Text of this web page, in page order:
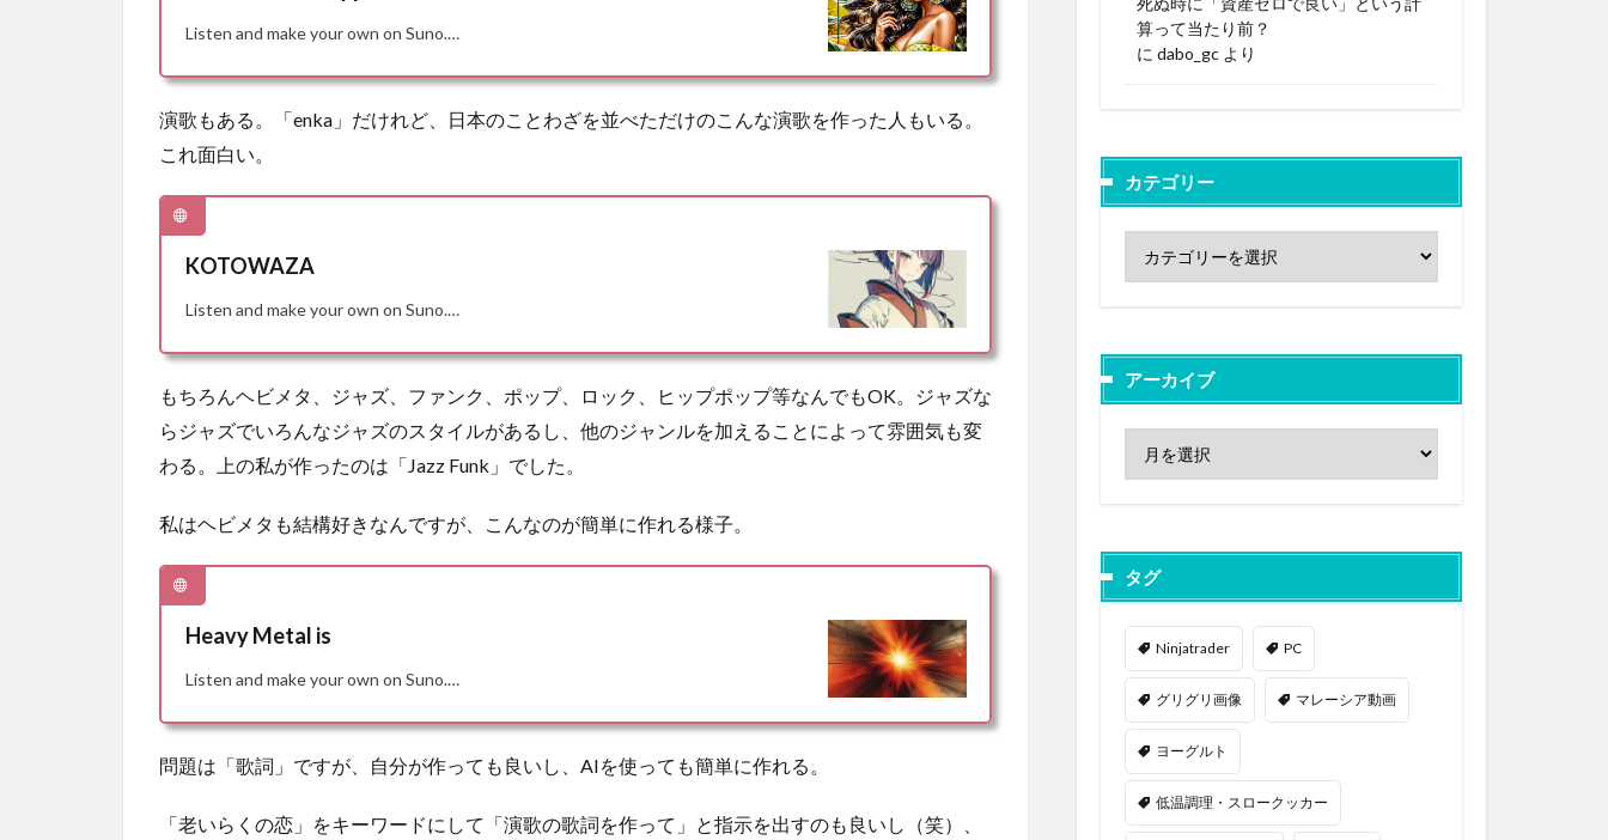
Listen and make your own on Suno.…
演歌もある。「enka」だけれど、日本のことわざを並べただけのこんな演歌を作った人もいる。
これ面白い。
KOTOWAZA
Listen and make your own on Suno.…
もちろんヘビメタ、ジャズ、ファンク、ポップ、ロック、ヒップポップ等なんでもOK。ジャズな
らジャズでいろんなジャズのスタイルがあるし、他のジャンルを加えることによって雰囲気も変
わる。上の私が作ったのは「Jazz Funk」でした。
私はヘビメタも結構好きなんですが、こんなのが簡単に作れる様子。
Heavy Metal is
Listen and make your own on Suno.…
問題は「歌詞」ですが、自分が作っても良いし、AIを使っても簡単に作れる。
「老いらくの恋」をキーワードにして「演歌の歌詞を作って」と指示を出すのも良いし（笑）、
算って当たり前？
に dabo_gc より
カテゴリー
アーカイブ
タグ
Ninjatrader PC
グリグリ画像 マレーシア動画
ヨーグルト
低温調理・スロークッカー